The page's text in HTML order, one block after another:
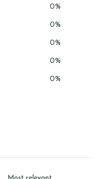
0%
0%
0%
0%
0%